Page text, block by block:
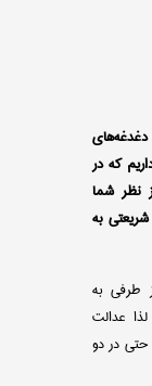
که در
نظر شما
به
طرفی به
عدالت
حتی در دو